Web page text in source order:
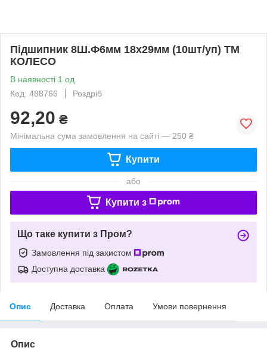
Підшипник 8Ш.Ф6мм 18х29мм (10шт/уп) ТМ
КОЛЕСО
В наявності 1 од.
Код: 488766
Роздріб
92,20 ₴
Мінімальна сума замовлення на сайті — 250 ₴
Купити
або
Купити з
Що таке купити з Пром?
Замовлення під захистом
Доступна доставка
Опис Доставка Оплата Умови повернення
Опис